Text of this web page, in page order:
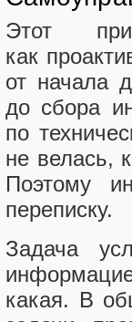
Этот
как
от начала
до сбора
по
не велась,
Поэтому
переписку.
Задача
какая. В